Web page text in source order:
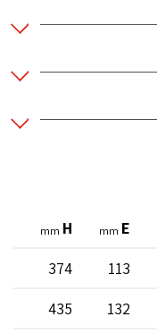
E
mm
H
mm
113
374
132
435